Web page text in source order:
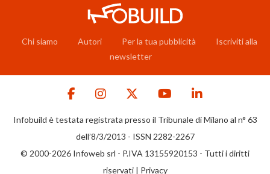
Chi siamo Autori Per la tua pubblicità
Iscriviti alla
newsletter
Infobuild è testata registrata presso il Tribunale di Milano al n° 63
dell’8/3/2013 - ISSN 2282-2267
© 2000-2026 Infoweb srl - P.IVA 13155920153 - Tutti i diritti
riservati | Privacy